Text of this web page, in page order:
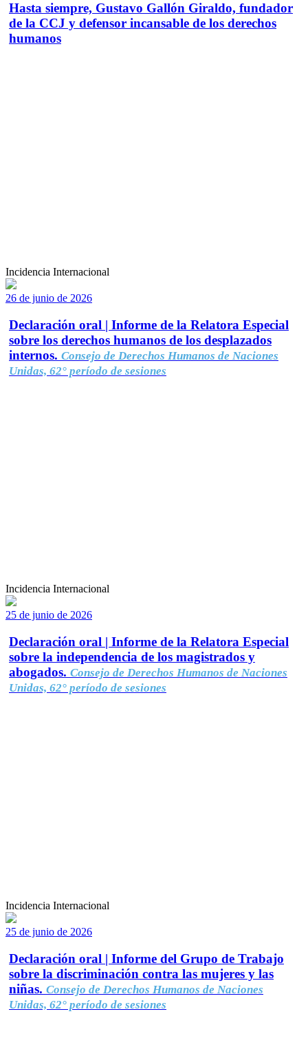
Hasta siempre, Gustavo Gallón Giraldo, fundador
de la CCJ y defensor incansable de los derechos
humanos
Incidencia Internacional
26 de junio de 2026
Declaración oral | Informe de la Relatora Especial
sobre los derechos humanos de los desplazados
internos. Consejo de Derechos Humanos de Naciones
Unidas, 62° período de sesiones
Incidencia Internacional
25 de junio de 2026
Declaración oral | Informe de la Relatora Especial
sobre la independencia de los magistrados y
abogados. Consejo de Derechos Humanos de Naciones
Unidas, 62° período de sesiones
Incidencia Internacional
25 de junio de 2026
Declaración oral | Informe del Grupo de Trabajo
sobre la discriminación contra las mujeres y las
niñas. Consejo de Derechos Humanos de Naciones
Unidas, 62° período de sesiones